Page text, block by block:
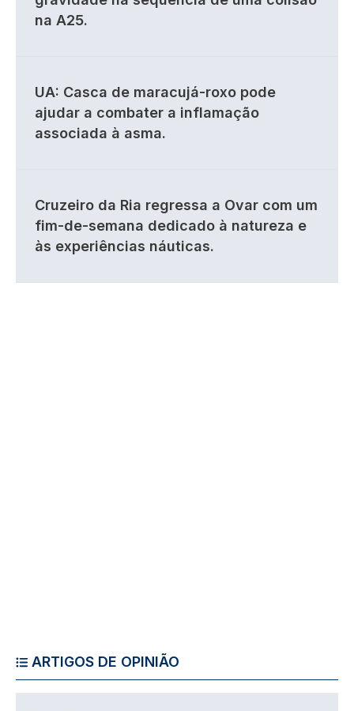
na A25.
UA: Casca de maracujá-roxo pode
ajudar a combater a inflamação
associada à asma.
Cruzeiro da Ria regressa a Ovar com um
fim-de-semana dedicado à natureza e
às experiências náuticas.
ARTIGOS DE OPINIÃO